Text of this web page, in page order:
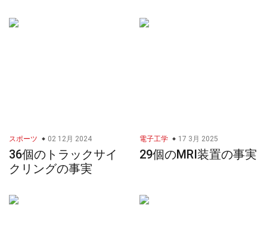
スポーツ 02 12月 2024
36個のトラックサイ
クリングの事実
電子工学 17 3月 2025
29個のMRI装置の事実